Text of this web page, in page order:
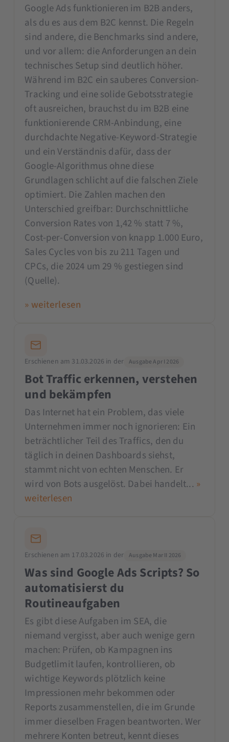
Google Ads funktionieren im B2B anders,
als du es aus dem B2C kennst. Die Regeln
sind andere, die Benchmarks sind andere,
und vor allem: die Anforderungen an dein
technisches Setup sind deutlich höher.
Während im B2C ein sauberes Conversion-
Tracking und eine solide Gebotsstrategie
oft ausreichen, brauchst du im B2B eine
funktionierende CRM-Anbindung, eine
durchdachte Negative-Keyword-Strategie
und ein Verständnis dafür, dass der
Google-Algorithmus ohne diese
Grundlagen schlicht auf die falschen Ziele
optimiert. Die Zahlen machen den
Unterschied greifbar: Durchschnittliche
Conversion Rates von 1,42 % statt 7 %,
Cost-per-Conversion von knapp 1.000 Euro,
Sales Cycles von bis zu 211 Tagen und
CPCs, die 2024 um 29 % gestiegen sind
(Quelle).
» weiterlesen
Erschienen am 31.03.2026 in der Ausgabe Apr I 2026
Bot Traffic erkennen, verstehen
und bekämpfen
Das Internet hat ein Problem, das viele
Unternehmen immer noch ignorieren: Ein
beträchtlicher Teil des Traffics, den du
täglich in deinen Dashboards siehst,
stammt nicht von echten Menschen. Er
wird von Bots ausgelöst. Dabei handelt... »
weiterlesen
Erschienen am 17.03.2026 in der Ausgabe Mar II 2026
Was sind Google Ads Scripts? So
automatisierst du
Routineaufgaben
Es gibt diese Aufgaben im SEA, die
niemand vergisst, aber auch wenige gern
machen: Prüfen, ob Kampagnen ins
Budgetlimit laufen, kontrollieren, ob
wichtige Keywords plötzlich keine
Impressionen mehr bekommen oder
Reports zusammenstellen, die im Grunde
immer dieselben Fragen beantworten. Wer
mehrere Konten betreut, kennt dieses